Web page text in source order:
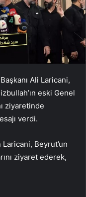
Ali Laricani,
eski Genel
ziyaretinde
verdi.
Beyrut’un
ziyaret ederek,